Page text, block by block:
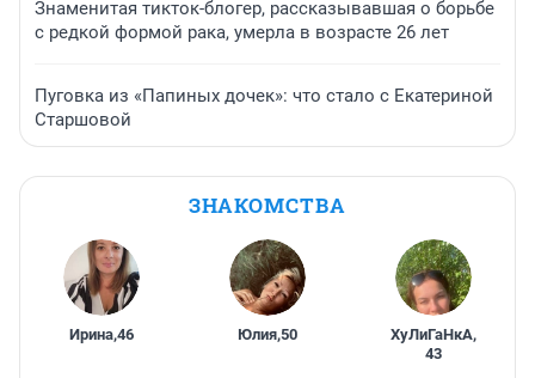
Знаменитая тикток-блогер, рассказывавшая о борьбе
с редкой формой рака, умерла в возрасте 26 лет
Пуговка из «Папиных дочек»: что стало с Екатериной
Старшовой
ЗНАКОМСТВА
Ирина,46 Юлия,50 ХуЛиГаНкА,
43